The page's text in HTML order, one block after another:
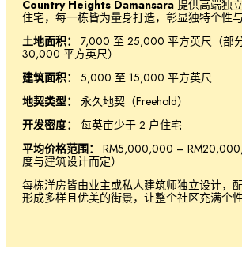
Country Heights Damansara 提供高端独
住宅，每一栋皆为量身打造，彰显独特个性与
土地面积：
7,000 至 25,000 平方英尺（部
30,000 平方英尺）
建筑面积：
5,000 至 15,000 平方英尺
地契类型：
永久地契（Freehold）
开发密度：
每英亩少于 2 户住宅
平均价格范围：
RM5,000,000 –
度与建筑设计而定）
每栋洋房皆由业主或私人建筑师独立设计，
形成多样且优美的街景，让整个社区充满个性